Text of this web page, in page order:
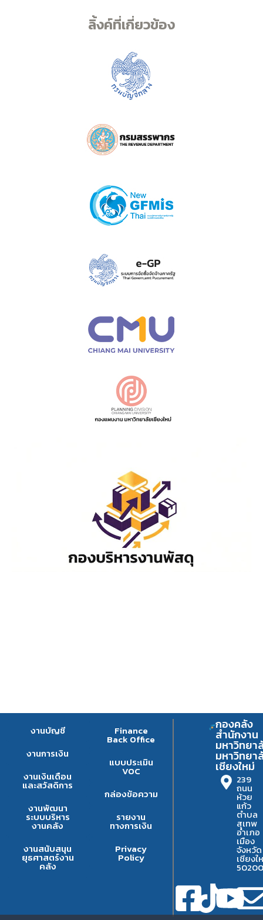
ลิ้งค์ที่เกี่ยวข้อง
งานบัญชี
งานการเงิน
งานเงินเดือน
และสวัสดิการ
งานพัฒนา
ระบบบริหาร
งานคลัง
งานสนับสนุน
ยุธศาสตร์งาน
คลัง
Finance
Back Office
แบบประเมิน
VOC
กล่องข้อความ
รายงาน
ทางการเงิน
Privacy
Policy
กองคลัง
สำนักงาน
มหาวิทยา
มหาวิทยา
เชียงใหม่
239
ถนน
ห้วย
แก้ว
ตำบล
สุเทพ
อำเภอ
เมือง
จังหวัด
เชียงใ
50200